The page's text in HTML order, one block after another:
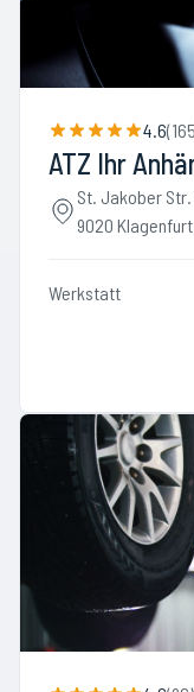
4.6(165
ATZ Ihr
St. Jakober
9020
Werkstatt